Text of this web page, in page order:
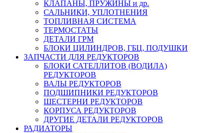
КЛАПАНЫ, ПРУЖИНЫ и др.
САЛЬНИКИ, УПЛОТНЕНИЯ
ТОПЛИВНАЯ СИСТЕМА
ТЕРМОСТАТЫ
ДЕТАЛИ ГРМ
БЛОКИ ЦИЛИНДРОВ, ГБЦ, ПОДУШКИ
ЗАПЧАСТИ ДЛЯ РЕДУКТОРОВ
БЛОКИ САТЕЛЛИТОВ (ВОДИЛА)
РЕДУКТОРОВ
ВАЛЫ РЕДУКТОРОВ
ПОДШИПНИКИ РЕДУКТОРОВ
ШЕСТЕРНИ РЕДУКТОРОВ
КОРПУСА РЕДУКТОРОВ
ДРУГИЕ ДЕТАЛИ РЕДУКТОРОВ
РАДИАТОРЫ